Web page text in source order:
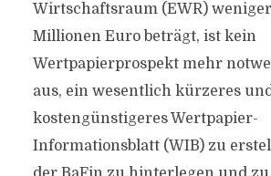
Wirtschaftsraum (EWR)
Millionen Euro beträgt, ist kein
Wertpapierprospekt mehr
aus, ein wesentlich kürzeres
kostengünstigeres Wertpapier-
Informationsblatt (WIB) zu